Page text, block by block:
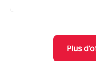
Plus